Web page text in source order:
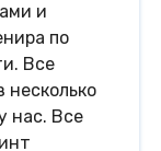
и
по
Все
несколько
нас. Все